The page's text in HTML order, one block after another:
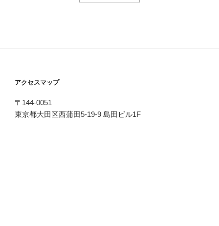
アクセスマップ
〒144-0051
東京都大田区西蒲田5-19-9 島田ビル1F